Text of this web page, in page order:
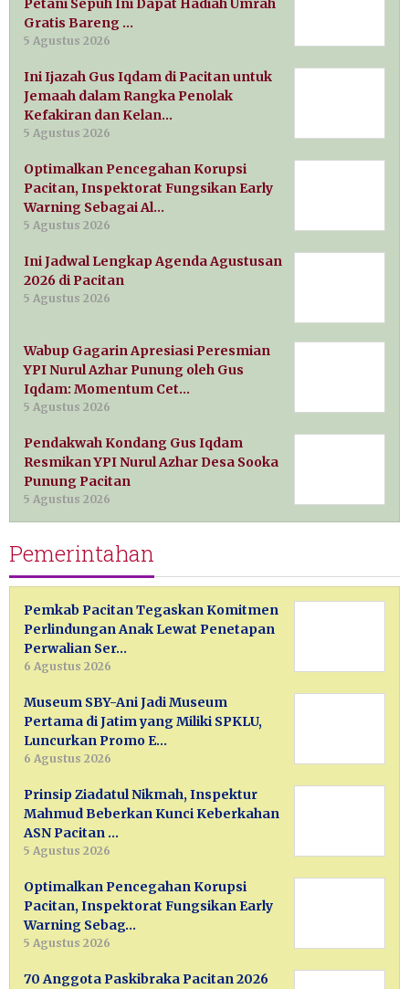
Petani Sepuh Ini Dapat Hadiah Umrah
Gratis Bareng …
5 Agustus 2026
Ini Ijazah Gus Iqdam di Pacitan untuk
Jemaah dalam Rangka Penolak
Kefakiran dan Kelan…
5 Agustus 2026
Optimalkan Pencegahan Korupsi
Pacitan, Inspektorat Fungsikan Early
Warning Sebagai Al…
5 Agustus 2026
Ini Jadwal Lengkap Agenda Agustusan
2026 di Pacitan
5 Agustus 2026
Wabup Gagarin Apresiasi Peresmian
YPI Nurul Azhar Punung oleh Gus
Iqdam: Momentum Cet…
5 Agustus 2026
Pendakwah Kondang Gus Iqdam
Resmikan YPI Nurul Azhar Desa Sooka
Punung Pacitan
5 Agustus 2026
Pemerintahan
Pemkab Pacitan Tegaskan Komitmen
Perlindungan Anak Lewat Penetapan
Perwalian Ser…
6 Agustus 2026
Museum SBY-Ani Jadi Museum
Pertama di Jatim yang Miliki SPKLU,
Luncurkan Promo E…
6 Agustus 2026
Prinsip Ziadatul Nikmah, Inspektur
Mahmud Beberkan Kunci Keberkahan
ASN Pacitan …
5 Agustus 2026
Optimalkan Pencegahan Korupsi
Pacitan, Inspektorat Fungsikan Early
Warning Sebag…
5 Agustus 2026
70 Anggota Paskibraka Pacitan 2026